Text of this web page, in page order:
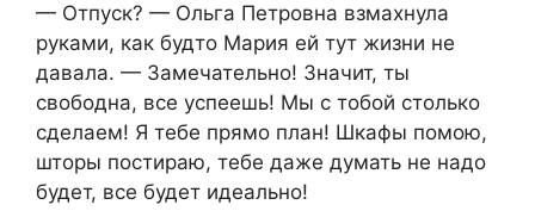
— Отпуск? — Ольга Петровна взмахнула
руками, как будто Мария ей тут жизни не
давала. — Замечательно! Значит, ты
свободна, все успеешь! Мы с тобой столько
сделаем! Я тебе прямо план! Шкафы помою,
шторы постираю, тебе даже думать не надо
будет, все будет идеально!